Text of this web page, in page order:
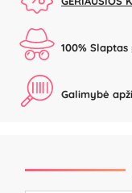
100%
Galimybė